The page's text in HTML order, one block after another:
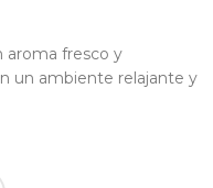
aroma fresco y
un ambiente relajante y